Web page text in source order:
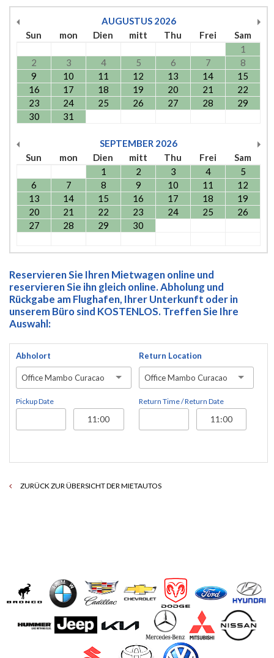
AUGUSTUS 2026
Sun
mon Dien mitt Thu Frei
Sam
1
2
3 4 5 6 7
8
9
10 11 12 13 14
15
16
17 18 19 20 21
22
23
24 25 26 27 28
29
30
31
SEPTEMBER 2026
Sun
mon Dien mitt Thu Frei
Sam
1
2 3 4
5
6
7 8 9 10 11
12
13
14 15 16 17 18
19
20
21 22 23 24 25
26
27
28 29 30
Reservieren Sie Ihren Mietwagen online und
reservieren Sie ihn gleich online. Abholung und
Rückgabe am Flughafen, Ihrer Unterkunft oder in
unserem Büro sind KOSTENLOS. Treffen Sie Ihre
Auswahl:
Abholort
Office Mambo Curacao
Pickup Date
Return Location
Office Mambo Curacao
Return Time / Return Date
ZURÜCK ZUR ÜBERSICHT DER MIETAUTOS